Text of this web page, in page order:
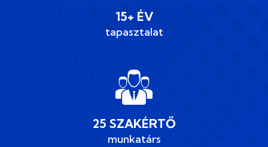
15+ ÉV
tapasztalat
25 SZAKÉRTŐ
munkatárs